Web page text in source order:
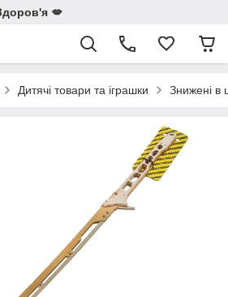
💋
Дитячі товари та іграшки Знижені в